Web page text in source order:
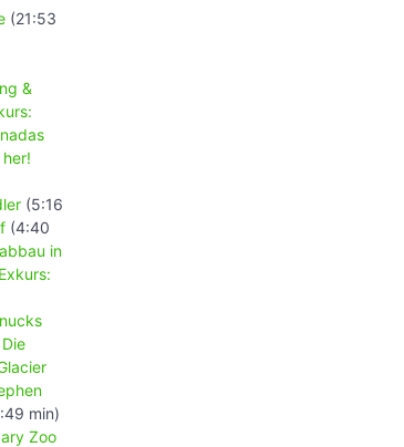
(21:53
&
(5:16
(4:40
in
Exkurs:
min)
Zoo